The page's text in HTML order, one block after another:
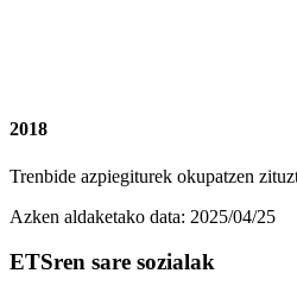
2018
Trenbide azpiegiturek okupatzen
Azken aldaketako data: 2025/04/25
ETSren sare sozialak